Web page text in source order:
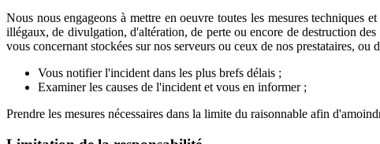
Nous nous engageons à mettre en oeuvre toutes les mesures techniques
illégaux, de divulgation, d'altération, de perte ou encore de destruction
vous concernant stockées sur nos serveurs ou ceux de nos prestataires,
Vous notifier l'incident dans les plus brefs délais ;
Examiner les causes de l'incident et vous en informer ;
Prendre les mesures nécessaires dans la limite du raisonnable afin